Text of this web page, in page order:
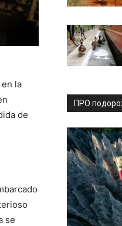
la
de
se
ПРО